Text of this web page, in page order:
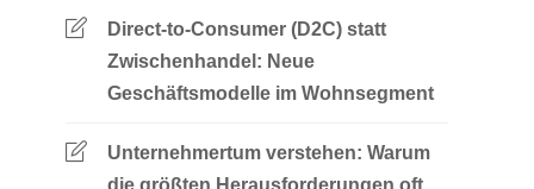
Direct-to-Consumer (D2C) statt
Zwischenhandel: Neue
Geschäftsmodelle im Wohnsegment
Unternehmertum verstehen: Warum
die größten Herausforderungen oft